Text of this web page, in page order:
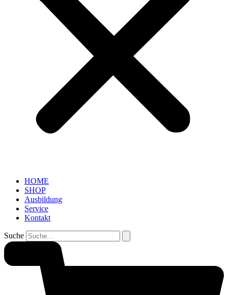
HOME
SHOP
Ausbildung
Service
Kontakt
Suche